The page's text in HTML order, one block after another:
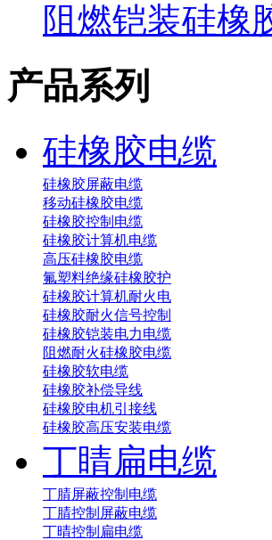
阻燃铠装硅橡
产品系列
硅橡胶电缆
硅橡胶屏蔽电缆
移动硅橡胶电缆
硅橡胶控制电缆
硅橡胶计算机电缆
高压硅橡胶电缆
氟塑料绝缘硅橡胶护
硅橡胶计算机耐火电
硅橡胶耐火信号控制
硅橡胶铠装电力电缆
阻燃耐火硅橡胶电缆
硅橡胶软电缆
硅橡胶补偿导线
硅橡胶电机引接线
硅橡胶高压安装电缆
丁睛扁电缆
丁腈屏蔽控制电缆
丁腈控制屏蔽电缆
丁晴控制扁电缆